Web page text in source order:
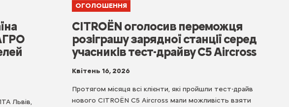
Львів,
ОГОЛОШЕННЯ
CITROËN оголосив переможця
розіграшу зарядної станції серед
учасників тест-драйву C5 Aircross
Квітень 16, 2026
Протягом місяця всі клієнти, які пройшли тест-драйв
нового CITROЁN C5 Aircross мали можливість взяти